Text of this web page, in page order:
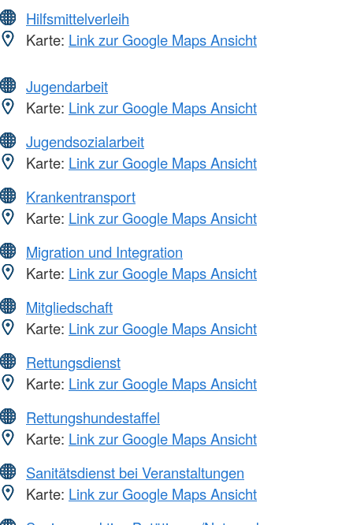
Hilfsmittelverleih
Karte: Link zur Google Maps Ansicht
Jugendarbeit
Karte: Link zur Google Maps Ansicht
Jugendsozialarbeit
Karte: Link zur Google Maps Ansicht
Krankentransport
Karte: Link zur Google Maps Ansicht
Migration und Integration
Karte: Link zur Google Maps Ansicht
Mitgliedschaft
Karte: Link zur Google Maps Ansicht
Rettungsdienst
Karte: Link zur Google Maps Ansicht
Rettungshundestaffel
Karte: Link zur Google Maps Ansicht
Sanitätsdienst bei Veranstaltungen
Karte: Link zur Google Maps Ansicht